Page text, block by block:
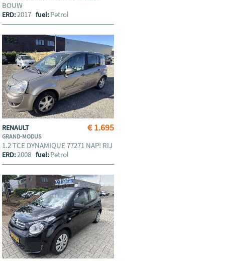
BOUW
ERD:2017fuel: Petrol
€ 1.695
RENAULT
GRAND-MODUS
1.2 TCE DYNAMIQUE 77271 NAP! RIJ
ERD:2008fuel: Petrol